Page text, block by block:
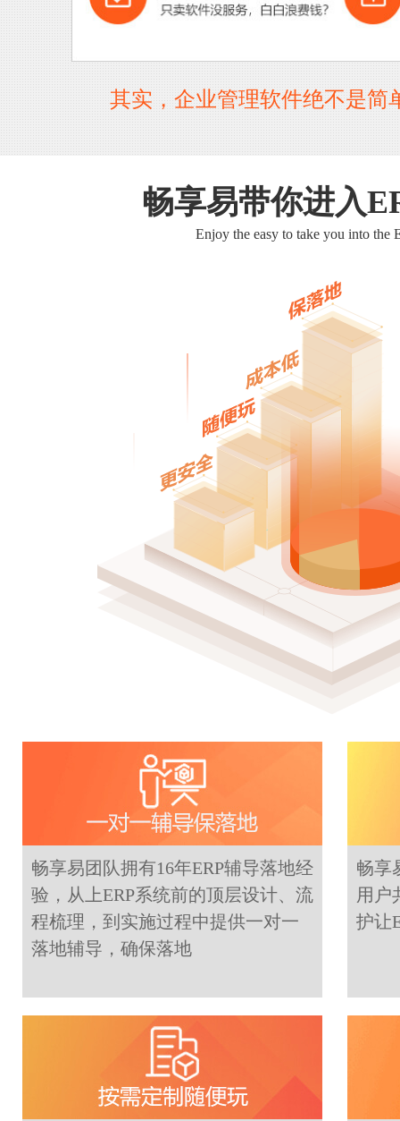
其实，企业管理软件绝不是
畅享易带你进入
Enjoy the easy to take you into the
畅享易团队拥有16年ERP辅导落地经
验，从上ERP系统前的顶层设计、流
程梳理，到实施过程中提供一对一
落地辅导，确保落地
畅享
用户
护让